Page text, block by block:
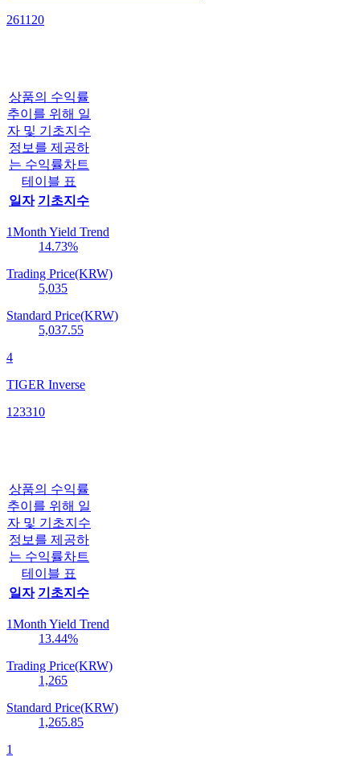
261120
상품의 수익률
추이를 위해 일
자 및 기초지수
정보를 제공하
는 수익률차트
테이블 표
일자 기초지수
1Month Yield Trend
14.73%
Trading Price(KRW)
5,035
Standard Price(KRW)
5,037.55
4
TIGER Inverse
123310
상품의 수익률
추이를 위해 일
자 및 기초지수
정보를 제공하
는 수익률차트
테이블 표
일자 기초지수
1Month Yield Trend
13.44%
Trading Price(KRW)
1,265
Standard Price(KRW)
1,265.85
1